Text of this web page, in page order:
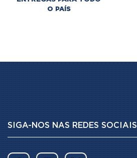
O PAÍS
SIGA-NOS NAS REDES SOCIAIS